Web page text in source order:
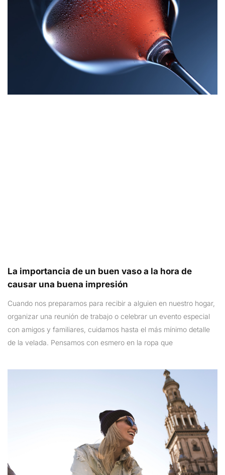
La importancia de un buen vaso a la hora de
causar una buena impresión
Cuando nos preparamos para recibir a alguien en nuestro hogar,
organizar una reunión de trabajo o celebrar un evento especial
con amigos y familiares, cuidamos hasta el más mínimo detalle
de la velada. Pensamos con esmero en la ropa que